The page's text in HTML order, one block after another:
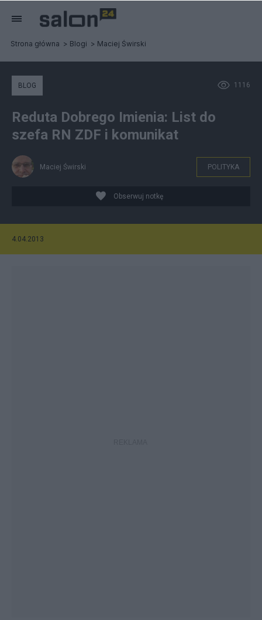
Strona główna Blogi Maciej Świrski
1116
BLOG
Reduta Dobrego Imienia: List do
szefa RN ZDF i komunikat
Maciej Świrski POLITYKA
Obserwuj notkę
4.04.2013